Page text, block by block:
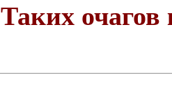
Таких очагов